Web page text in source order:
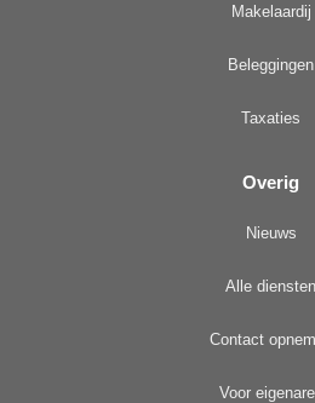
Makelaardij
Beleggingen
Taxaties
Overig
Nieuws
Alle diensten
Contact
Voor